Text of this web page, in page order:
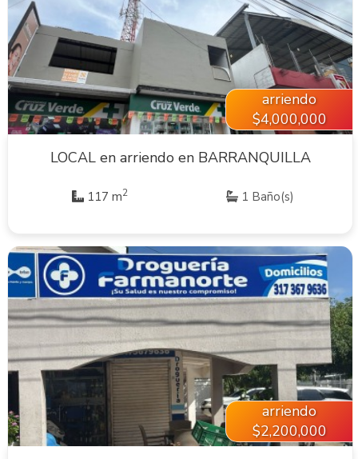
VER INMUEBLE
arriendo
$4,000,000
LOCAL en arriendo en BARRANQUILLA
117 m2 1 Baño(s)
VER INMUEBLE
arriendo
$2,200,000